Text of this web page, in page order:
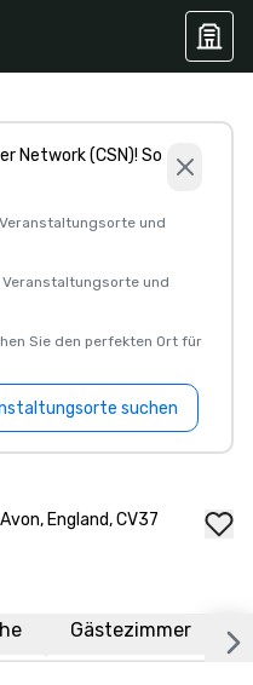
Network (CSN)! So
und
und
Sie den perfekten Ort für
suchen
England, CV37
Gästezimmer